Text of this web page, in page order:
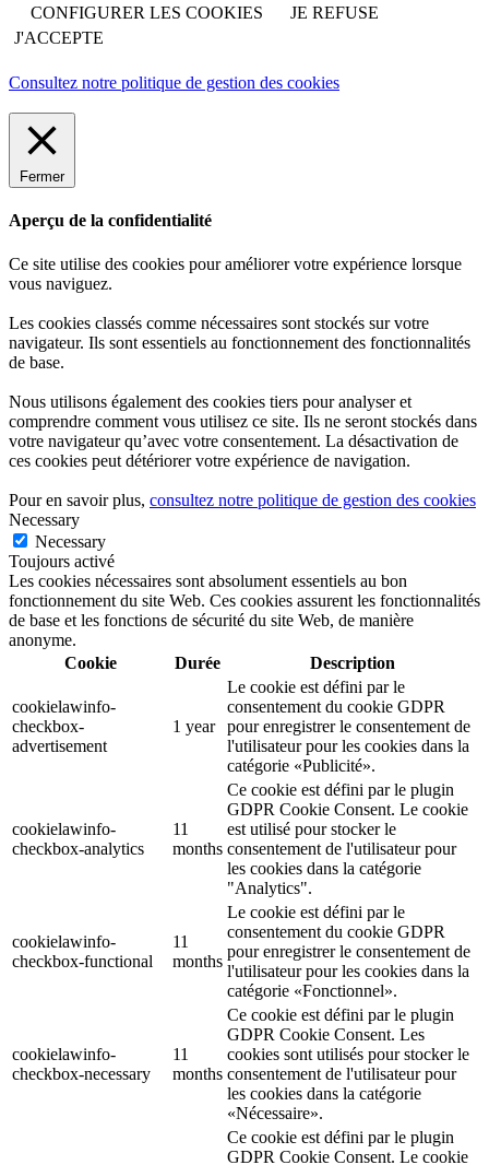
CONFIGURER LES COOKIES
JE REFUSE
J'ACCEPTE
Consultez notre politique de gestion des cookies
Fermer
Aperçu de la confidentialité
Ce site utilise des cookies pour améliorer votre expérience lorsque
vous naviguez.
Les cookies classés comme nécessaires sont stockés sur votre
navigateur. Ils sont essentiels au fonctionnement des fonctionnalités
de base.
Nous utilisons également des cookies tiers pour analyser et
comprendre comment vous utilisez ce site. Ils ne seront stockés dans
votre navigateur qu’avec votre consentement. La désactivation de
ces cookies peut détériorer votre expérience de navigation.
Pour en savoir plus, consultez notre politique de gestion des cookies
Necessary
Necessary
Toujours activé
Les cookies nécessaires sont absolument essentiels au bon
fonctionnement du site Web. Ces cookies assurent les fonctionnalités
de base et les fonctions de sécurité du site Web, de manière
anonyme.
Cookie
Durée Description
cookielawinfo-
checkbox-
advertisement
1 year
Le cookie est défini par le
consentement du cookie GDPR
pour enregistrer le consentement de
l'utilisateur pour les cookies dans la
catégorie «Publicité».
cookielawinfo-
checkbox-analytics
11
months
Ce cookie est défini par le plugin
GDPR Cookie Consent. Le cookie
est utilisé pour stocker le
consentement de l'utilisateur pour
les cookies dans la catégorie
"Analytics".
cookielawinfo-
checkbox-functional
11
months
Le cookie est défini par le
consentement du cookie GDPR
pour enregistrer le consentement de
l'utilisateur pour les cookies dans la
catégorie «Fonctionnel».
cookielawinfo-
checkbox-necessary
11
months
Ce cookie est défini par le plugin
GDPR Cookie Consent. Les
cookies sont utilisés pour stocker le
consentement de l'utilisateur pour
les cookies dans la catégorie
«Nécessaire».
Ce cookie est défini par le plugin
GDPR Cookie Consent. Le cookie